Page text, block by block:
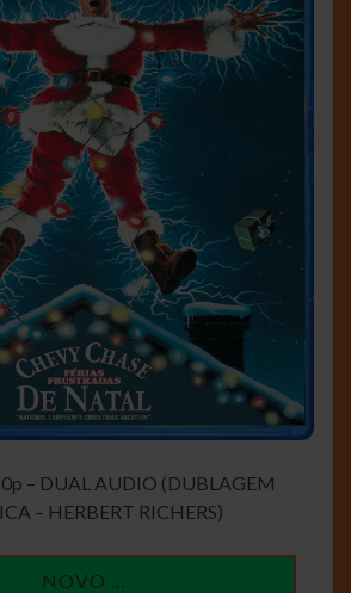
– DUAL AUDIO (DUBLAGEM
– HERBERT RICHERS)
NOVO …